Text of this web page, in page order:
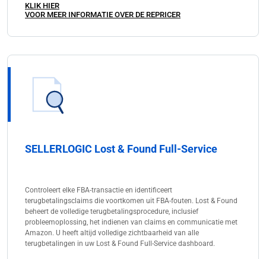
KLIK HIER
VOOR MEER INFORMATIE OVER DE REPRICER
SELLERLOGIC Lost & Found Full-Service
Controleert elke FBA-transactie en identificeert
terugbetalingsclaims die voortkomen uit FBA-fouten. Lost & Found
beheert de volledige terugbetalingsprocedure, inclusief
probleemoplossing, het indienen van claims en communicatie met
Amazon. U heeft altijd volledige zichtbaarheid van alle
terugbetalingen in uw Lost & Found Full-Service dashboard.